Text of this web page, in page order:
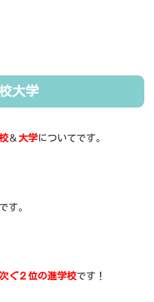
大学
＆ 大学についてです。
です。
ぐ２位の進学校です！